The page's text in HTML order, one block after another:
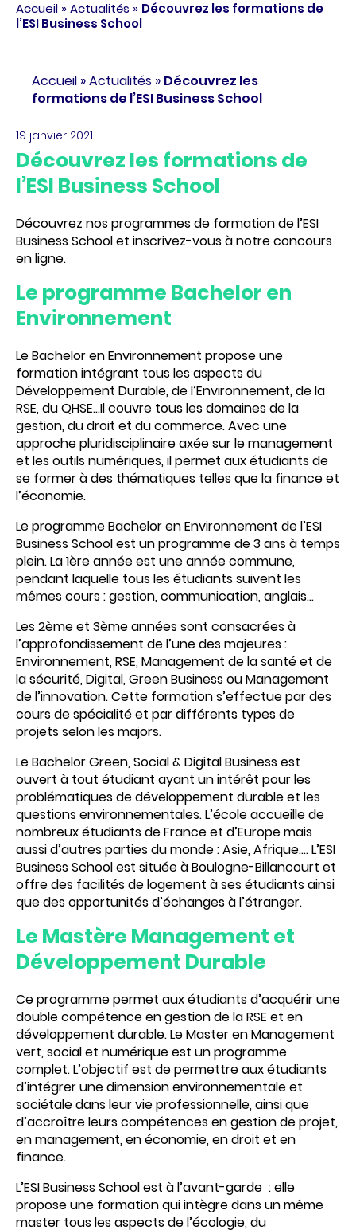
Accueil »Actualités » Découvrez les formations de
l’ESI Business School
Accueil »Actualités » Découvrez les
formations de l’ESI Business School
19 janvier 2021
Découvrez les formations de
l’ESI Business School
Découvrez nos programmes de formation de l’ESI
Business Schoolet inscrivez-vous à notre concours
en ligne.
Le programme Bachelor en
Environnement
Le Bachelor en Environnement propose une
formation intégrant tous les aspects du
Développement Durable, de l’Environnement, de la
RSE, du QHSE…Il couvre tous les domaines de la
gestion, du droit et du commerce. Avec une
approche pluridisciplinaire axée sur le management
et les outils numériques, il permet aux étudiants de
se former à des thématiques telles que la finance et
l’économie.
Le programme Bachelor en Environnement de l’ESI
Business School est un programme de 3 ans à temps
plein. La 1ère année est une année commune,
pendant laquelle tous les étudiants suivent les
mêmes cours : gestion, communication, anglais…
Les 2ème et 3ème années sont consacrées à
l’approfondissement de l’une des majeures :
Environnement, RSE, Management de la santé et de
la sécurité, Digital, Green Business ou Management
de l’innovation. Cette formation s’effectue par des
cours de spécialité et par différents types de
projets selon les majors.
LeBachelor Green, Social & Digital Businessest
ouvert à tout étudiant ayant un intérêt pour les
problématiques de développement durable et les
questions environnementales. L’école accueille de
nombreux étudiants de France et d’Europe mais
aussi d’autres parties du monde : Asie, Afrique…. L’ESI
Business School est située à Boulogne-Billancourt et
offre des facilités de logement à ses étudiants ainsi
que des opportunités d’échanges à l’étranger.
Le Mastère Management et
Développement Durable
Ce programme permet aux étudiants d’acquérir une
double compétence en gestion de la RSE et en
développement durable. Le Master en Management
vert, social et numérique est un programme
complet. L’objectif est de permettre aux étudiants
d’intégrer une dimension environnementale et
sociétale dans leur vie professionnelle, ainsi que
d’accroître leurs compétences en gestion de projet,
en management, en économie, en droit et en
finance.
L’ESI Business School est à l’avant-garde : elle
propose une formation qui intègre dans un même
master tous les aspects de l’écologie, du